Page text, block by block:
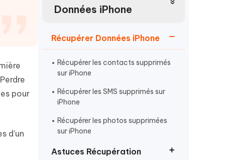
Plus de conseils utiles
étonnantes
Regarder maintenant
Données iPhone
Récupérer Données iPhone
Récupérer les contacts supprimés
sur iPhone
Récupérer les SMS supprimés sur
iPhone
Récupérer les photos supprimées
sur iPhone
Astuces Récupération
pour
d'un